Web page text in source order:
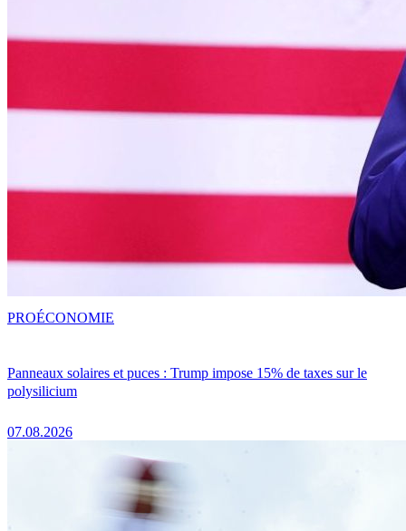
Panneaux solaires et puces : Trump impose 15% de taxes sur le
polysilicium
07.08.2026
PROÉCONOMIE